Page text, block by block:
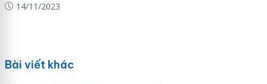
14/11/2023
Bài viết khác